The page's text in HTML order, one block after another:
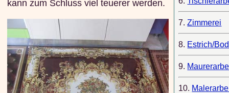
kann zum Schluss viel teuerer werden.
7.Zimmerei
8. Estrich/
9.
10.